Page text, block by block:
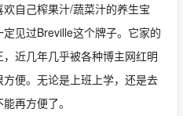
自己榨果汁/蔬菜汁的养生宝
见过Breville这个牌子。它家的
近几年几乎被各种博主网红明
便。无论是上班上学，还是去
再方便了。